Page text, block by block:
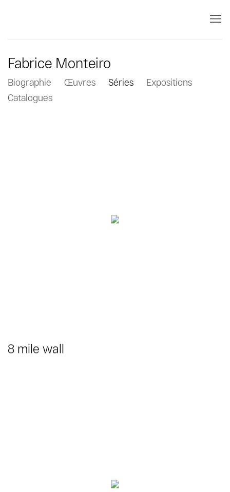
Fabrice Monteiro
Biographie Œuvres Séries
Expositions
Catalogues
8 mile wall